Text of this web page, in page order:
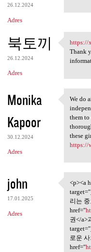
26.12.2024
Adres
북토끼
26.12.2024
Adres
https://
Thank
Monika
Kapoor
30.12.2024
Adres
We do
We do
them to
these
https://
john
17.01.2025
Adres
<p><a
<p><a
리는
href="
권</a>
로운
href="